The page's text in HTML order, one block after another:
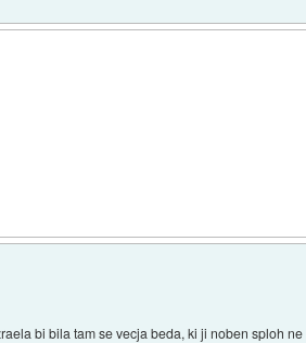
bi bila tam se vecja beda, ki ji noben sploh ne